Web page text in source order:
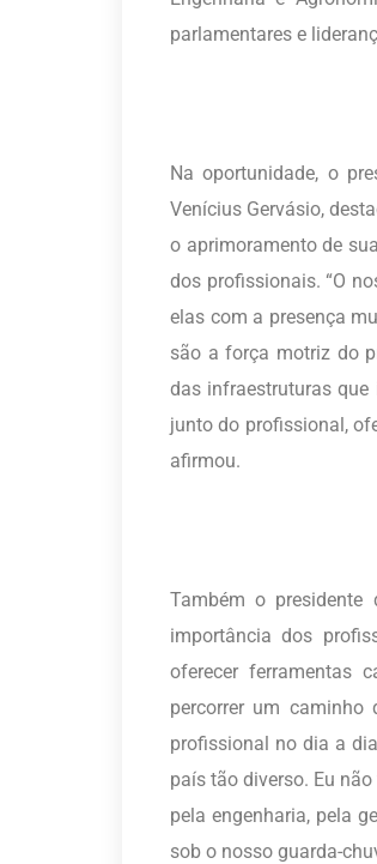
parlamentares e
Na oportunidade, o
Venícius Gervásio,
o aprimoramento de
dos profissionais. “O
elas com a presença
são a força motriz do
das infraestruturas que
junto do profissional,
afirmou.
Também o presidente
importância dos
oferecer ferramentas
percorrer um caminho
profissional no dia a
país tão diverso. Eu
pela engenharia, pela
sob o nosso guarda-